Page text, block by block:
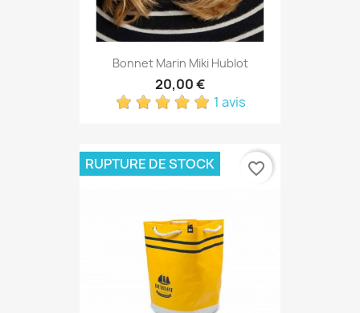
Bonnet Marin Miki Hublot
20,00 €
1 avis
RUPTURE DE STOCK favorite_border